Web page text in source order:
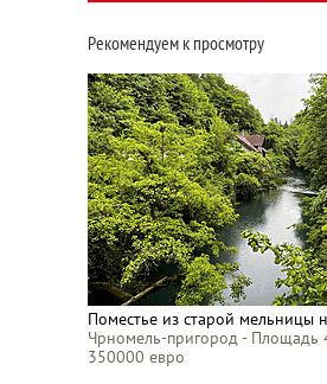
Рекомендуем к просмотру
Поместье из старой мельницы
Чрномель-пригород - Площадь
350000 евро